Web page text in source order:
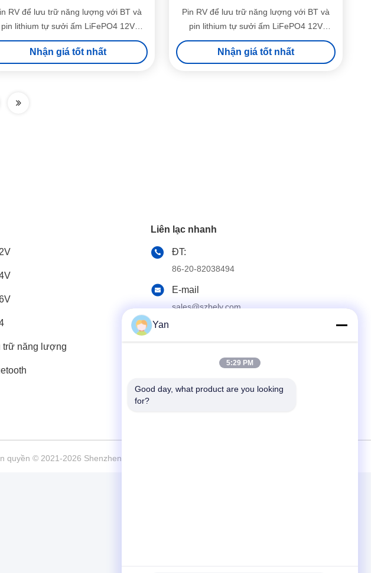
RV để lưu trữ năng lượng với BT và
pin lithium tự sưởi ấm LiFePO4 12V
150AH
Nhận giá tốt nhất
Pin RV để lưu trữ năng lượng với BT và
pin lithium tự sưởi ấm LiFePO4 12V
150AH
Nhận giá tốt nhất
trữ năng lượng
Liên lạc nhanh
ĐT:
86-20-82038494
E-mail
sales@szbely.com
4/F, Tòa nhà số 1, Khu công nghiệp HuaWei
Quảng Đông, Trung Quốc. PC: 523000
© 2021-2026 Shenzhen Bely Energy Technology Co., Ltd. . Đã đăng ký Bản quyền.
Yan
5:29 PM
Good day, what product are you looking
for?